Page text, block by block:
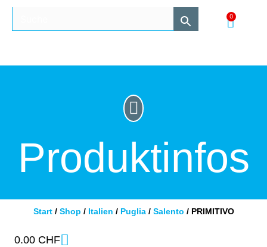
0
Produktinfos
Start/ Shop / Italien / Puglia/ Salento / PRIMITIVO
0.00 CHF